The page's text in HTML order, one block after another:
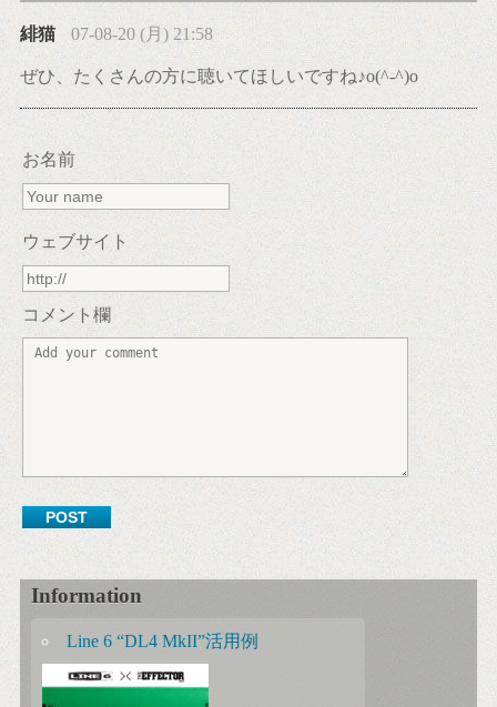
緋猫 07-08-20 (月) 21:58
ぜひ、たくさんの方に聴いてほしいですね♪o(^-^)o
お名前
ウェブサイト
コメント欄
Information
Line 6 “DL4 MkII”活用例